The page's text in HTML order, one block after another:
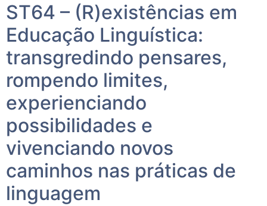
ST64 – (R)existências em
Educação Linguística:
transgredindo pensares,
rompendo limites,
experienciando
possibilidades e
vivenciando novos
caminhos nas práticas de
linguagem